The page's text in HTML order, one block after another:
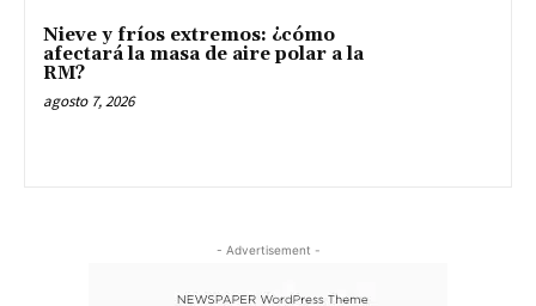
Nieve y fríos extremos: ¿cómo
afectará la masa de aire polar a la
RM?
agosto 7, 2026
- Advertisement -